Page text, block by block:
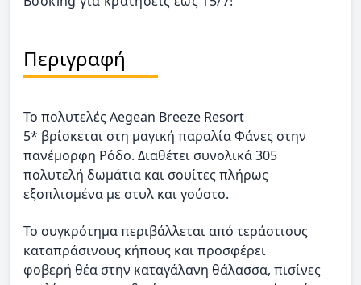
Περιγραφή
Το πολυτελές Aegean Breeze Resort
5* βρίσκεται στη μαγική παραλία Φάνες στην
πανέμορφη Ρόδο. Διαθέτει συνολικά 305
πολυτελή δωμάτια και σουίτες πλήρως
εξοπλισμένα με στυλ και γούστο.
Το συγκρότημα περιβάλλεται από τεράστιους
καταπράσινους κήπους και προσφέρει
φοβερή θέα στην καταγάλανη θάλασσα, πισίνες